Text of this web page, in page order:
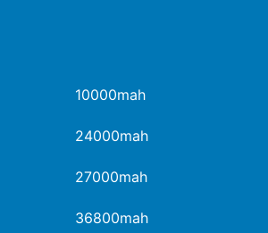
10000mah
24000mah
27000mah
36800mah